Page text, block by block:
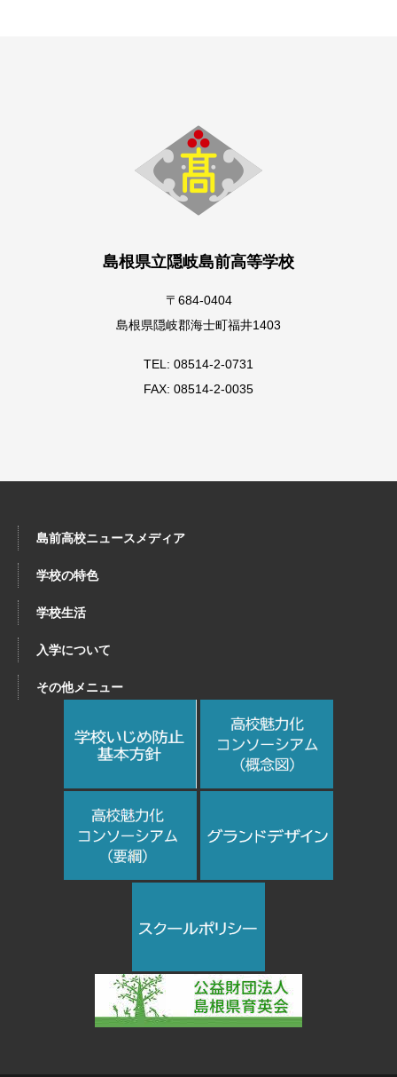
島根県立隠岐島前高等学校
〒684-0404
島根県隠岐郡海士町福井1403
TEL: 08514-2-0731
FAX: 08514-2-0035
島前高校ニュースメディア
学校の特色
学校生活
入学について
その他メニュー